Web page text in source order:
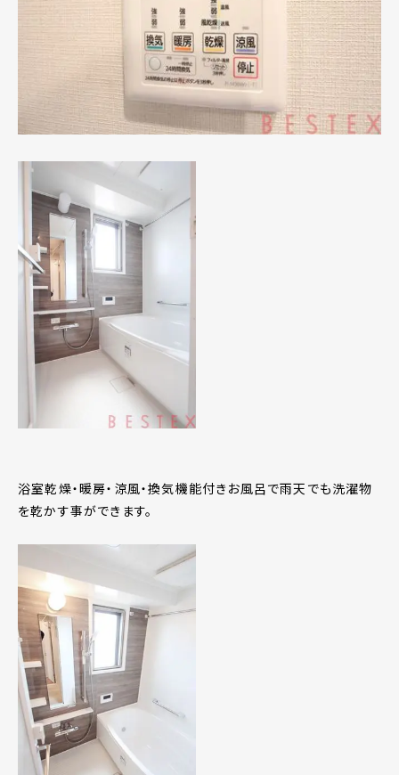
浴室乾燥・暖房・涼風・換気機能付きお風呂で雨天でも洗濯物
を乾かす事ができます。